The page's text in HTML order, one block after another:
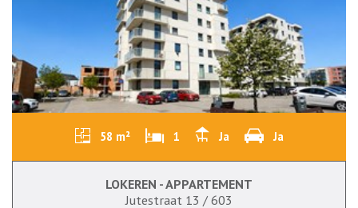
58 m² 1 Ja Ja
LOKEREN - APPARTEMENT
Jutestraat 13 / 603